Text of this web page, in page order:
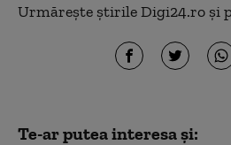
Urmărește știrile Digi24.ro și
Te-ar putea interesa și: